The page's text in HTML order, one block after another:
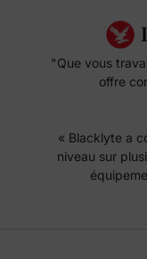
"Que vous
offre
« Blacklyte a
niveau sur